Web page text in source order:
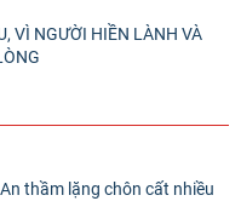
VÌ NGƯỜI HIỀN LÀNH VÀ
thầm lặng chôn cất nhiều